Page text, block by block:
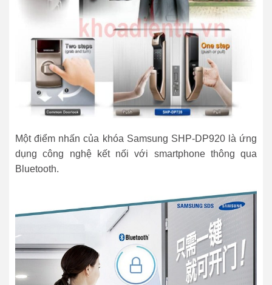
Một điểm nhấn của khóa Samsung SHP-DP920 là ứng
dụng công nghệ kết nối với smartphone thông qua
Bluetooth.